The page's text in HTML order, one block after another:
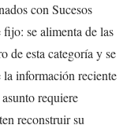
con Sucesos
se alimenta de las
de esta categoría y se
información reciente
requiere
reconstruir su